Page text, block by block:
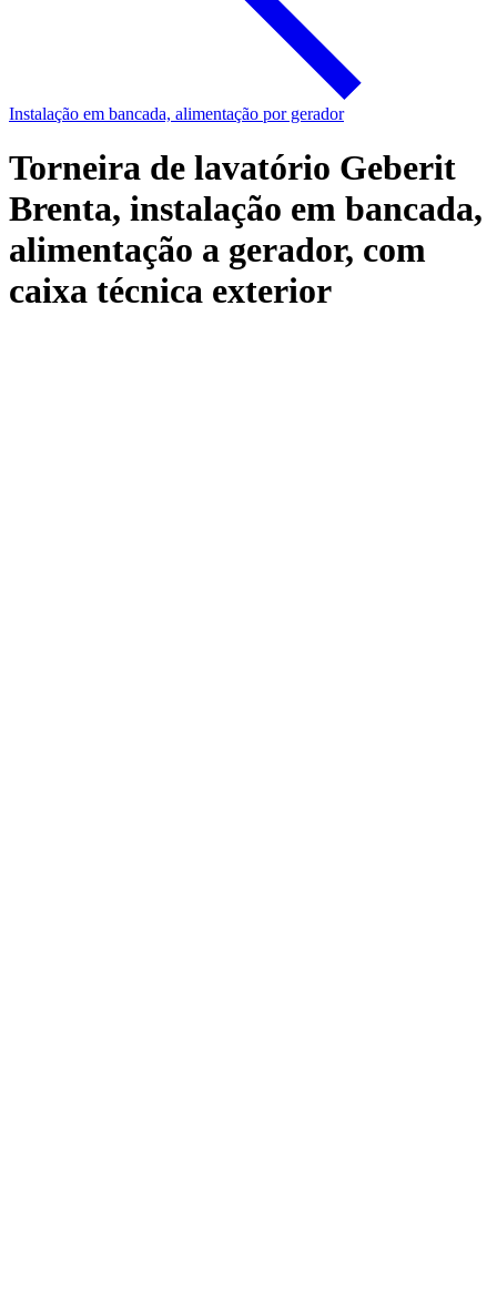
Instalação em bancada, alimentação por gerador
Torneira de lavatório Geberit
Brenta, instalação em bancada,
alimentação a gerador, com
caixa técnica exterior